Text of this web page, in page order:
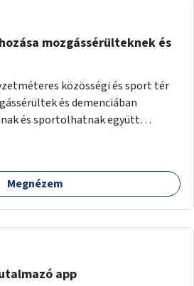
mozgássérülteknek és
közösségi és sport tér
és demenciában
és sportolhatnak együtt
a téren legyenek formájukban,
pontok, mezítlábas ösvények, az
Megnézem
app